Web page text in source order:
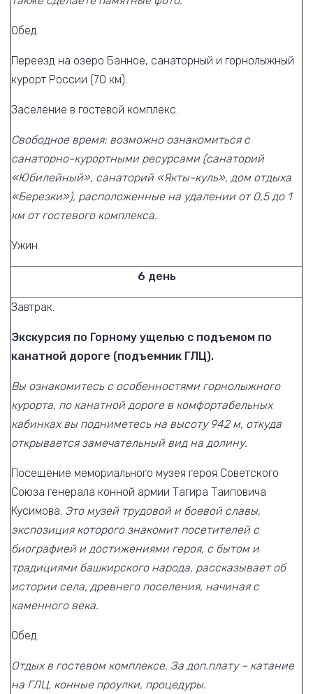
Обед.
Переезд на озеро Банное, санаторный и горнолыжный
курорт России (70 км).
Заселение в гостевой комплекс.
Свободное время: возможно ознакомиться с
санаторно-курортными ресурсами (санаторий
«Юбилейный», санаторий «Якты-куль», дом отдыха
«Березки»), расположенные на удалении от 0,5 до 1
км от гостевого комплекса.
Ужин.
6 день
Завтрак.
Экскурсия по Горному ущелью с подъемом по
канатной дороге (подъемник ГЛЦ).
Вы ознакомитесь с особенностями горнолыжного
курорта, по канатной дороге в комфортабельных
кабинках вы подниметесь на высоту 942 м, откуда
открывается замечательный вид на долину.
Посещение мемориального музея героя Советского
Союза генерала конной армии Тагира Таиповича
Кусимова. Это музей трудовой и боевой славы,
экспозиция которого знакомит посетителей с
биографией и достижениями героя, с бытом и
традициями башкирского народа, рассказывает об
истории села, древнего поселения, начиная с
каменного века.
Обед.
Отдых в гостевом комплексе. За доп.плату – катание
на ГЛЦ, конные проулки, процедуры.